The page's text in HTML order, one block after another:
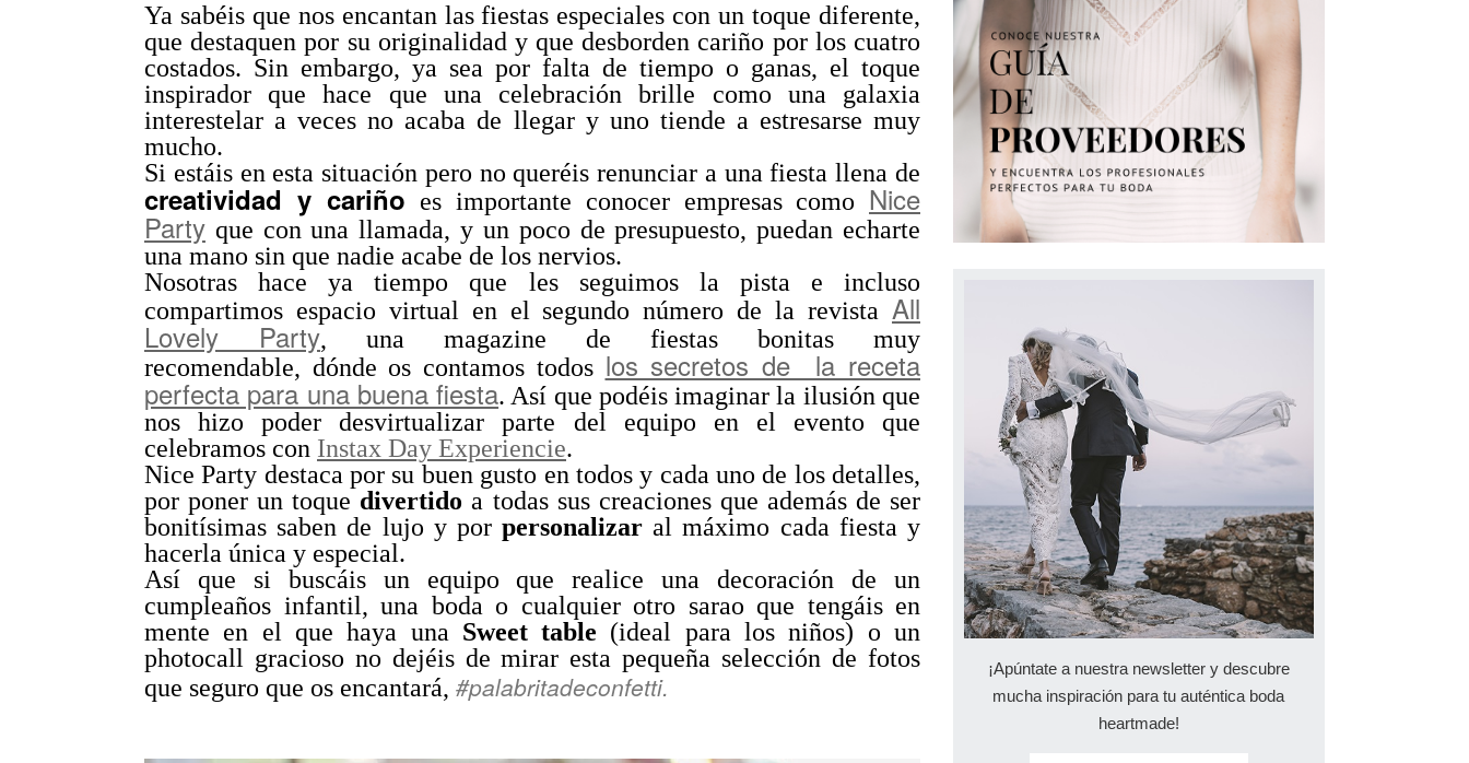
Ya sabéis que nos encantan las fiestas especiales con un toque diferente,
que destaquen por su originalidad y que desborden cariño por los cuatro
costados. Sin embargo, ya sea por falta de tiempo o ganas, el toque
inspirador que hace que una celebración brille como una galaxia
interestelar a veces no acaba de llegar y uno tiende a estresarse muy
mucho.
Si estáis en esta situación pero no queréis renunciar a una fiesta llena de
creatividad y cariño es importante conocer empresas como Nice
Party que con una llamada, y un poco de presupuesto, puedan echarte
una mano sin que nadie acabe de los nervios.
Nosotras hace ya tiempo que les seguimos la pista e incluso
compartimos espacio virtual en el segundo número de la revista All
Lovely Party, una magazine de fiestas bonitas muy
recomendable, dónde os contamos todos los secretos de la receta
perfecta para una buena fiesta. Así que podéis imaginar la ilusión que
nos hizo poder desvirtualizar parte del equipo en el evento que
celebramos con Instax Day Experiencie.
Nice Party destaca por su buen gusto en todos y cada uno de los detalles,
por poner un toque divertidoa todas sus creaciones que además de ser
bonitísimas saben de lujo y porpersonalizar al máximo cada fiesta y
hacerla única y especial.
Así que si buscáis un equipo que realice una decoración de un
cumpleaños infantil, una boda o cualquier otro sarao que tengáis en
mente en el que haya una Sweet table (ideal para los niños) o un
photocall gracioso no dejéis de mirar esta pequeña selección de fotos
que seguro que os encantará, #palabritadeconfetti.
¡Apúntate a nuestra newsletter y descubre
mucha inspiración para tu auténtica boda
heartmade!